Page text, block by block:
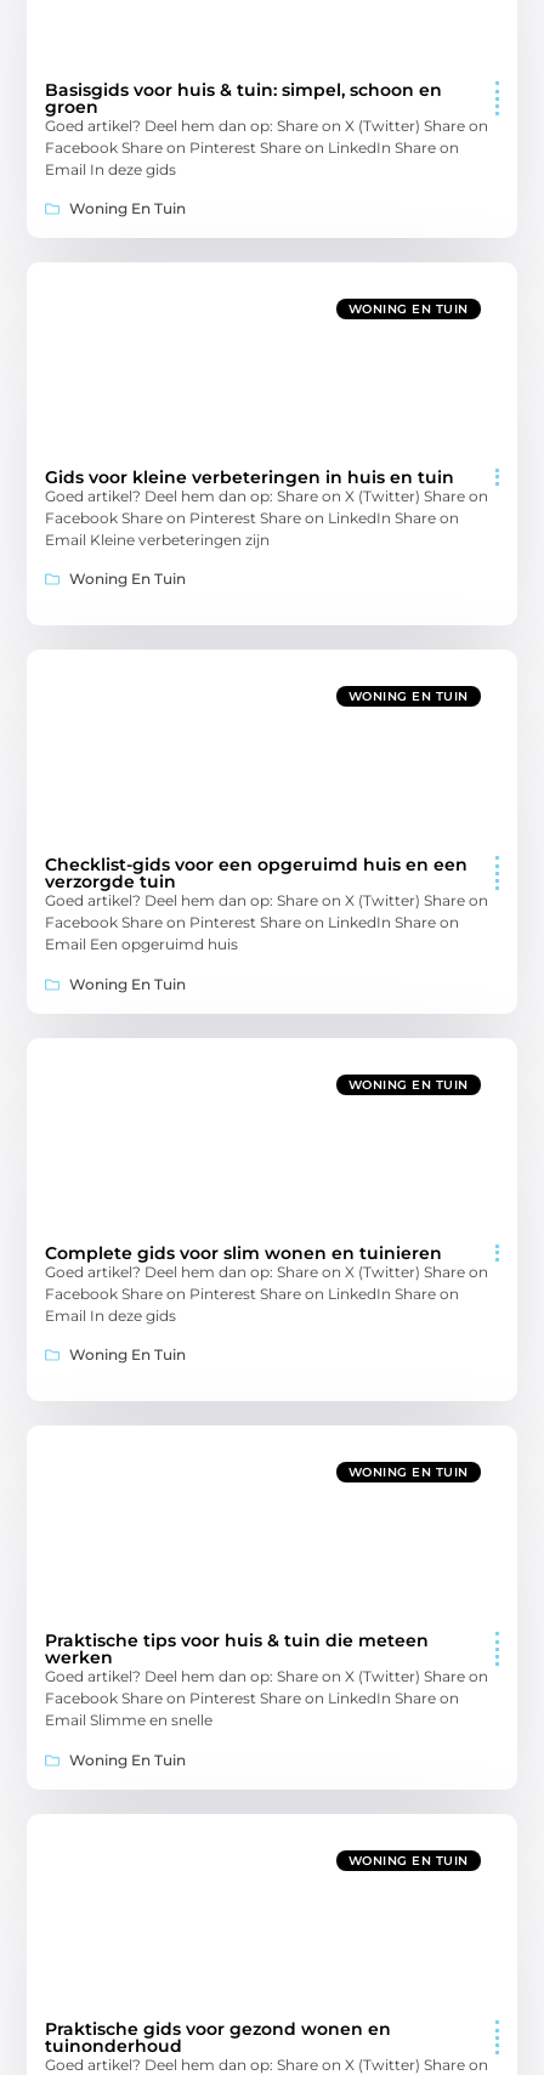
Basisgids voor huis & tuin: simpel, schoon en
groen
Goed artikel? Deel hem dan op: Share on X (Twitter) Share on
Facebook Share on Pinterest Share on LinkedIn Share on
Email In deze gids
Woning En Tuin
WONING EN TUIN
Gids voor kleine verbeteringen in huis en tuin
Goed artikel? Deel hem dan op: Share on X (Twitter) Share on
Facebook Share on Pinterest Share on LinkedIn Share on
Email Kleine verbeteringen zijn
Woning En Tuin
WONING EN TUIN
Checklist-gids voor een opgeruimd huis en een
verzorgde tuin
Goed artikel? Deel hem dan op: Share on X (Twitter) Share on
Facebook Share on Pinterest Share on LinkedIn Share on
Email Een opgeruimd huis
Woning En Tuin
WONING EN TUIN
Complete gids voor slim wonen en tuinieren
Goed artikel? Deel hem dan op: Share on X (Twitter) Share on
Facebook Share on Pinterest Share on LinkedIn Share on
Email In deze gids
Woning En Tuin
WONING EN TUIN
Praktische tips voor huis & tuin die meteen
werken
Goed artikel? Deel hem dan op: Share on X (Twitter) Share on
Facebook Share on Pinterest Share on LinkedIn Share on
Email Slimme en snelle
Woning En Tuin
WONING EN TUIN
Praktische gids voor gezond wonen en
tuinonderhoud
Goed artikel? Deel hem dan op: Share on X (Twitter) Share on